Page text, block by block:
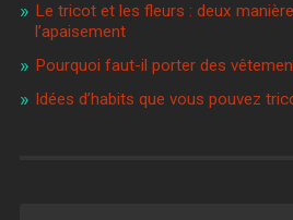
Le tricot et les fleurs : deux
l’apaisement
Pourquoi faut-il porter des
Idées d’habits que vous pouvez